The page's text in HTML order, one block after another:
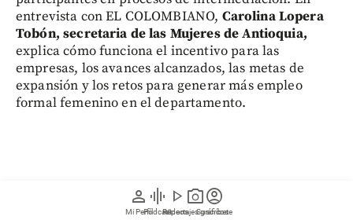
person
Mi Perfil
graphic_eq
Pódcast
play_arrow
Videos
photo_camera
Reportajes gráficos
account_circle
Suscríbete
entrevista con EL COLOMBIANO, Carolina Lopera
Tobón, secretaria de las Mujeres de Antioquia,
explica cómo funciona el incentivo para las
empresas, los avances alcanzados, las metas de
expansión y los retos para generar más empleo
formal femenino en el departamento.